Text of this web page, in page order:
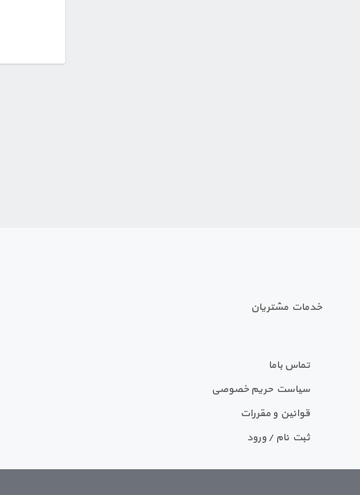
خدمات مشتریان
تماس باما
سیاست حریم خصوصی
قوانین و مقررات
ثبت نام / ورود